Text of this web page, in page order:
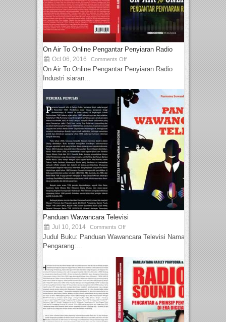
On Air To Online Pengantar Penyiaran Radio
Oct 06, 2016 Comments Off
On Air To Online Pengantar Penyiaran Radio
Industri siaran...
Panduan Wawancara Televisi
Jul 10, 2014 Comments Off
Judul Buku: Panduan Wawancara Televisi Nama
Pengarang:...